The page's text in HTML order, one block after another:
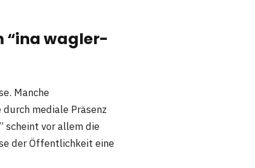
“ina wagler-
Manche
mediale Präsenz
scheint vor allem die
der Öffentlichkeit eine